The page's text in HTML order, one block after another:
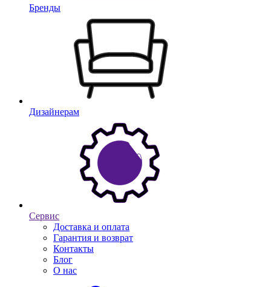
Бренды
Дизайнерам
Сервис
Доставка и оплата
Гарантия и возврат
Контакты
Блог
О нас